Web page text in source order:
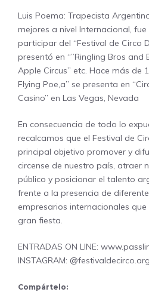
Luis Poema: Trapecista
mejores a nivel Internacional,
participar del “Festival de Circo
presentó en “”Ringling Bros and
Apple Circus” etc. Hace más de
Flying Poe,a” se presenta en
Casino” en Las Vegas, Nevada
En consecuencia de todo lo
recalcamos que el Festival de
principal objetivo promover y
circense de nuestro país, atraer
público y posicionar el talento
frente a la presencia de
empresarios internacionales
gran fiesta.
ENTRADAS ON LINE:
INSTAGRAM:
Compártelo: